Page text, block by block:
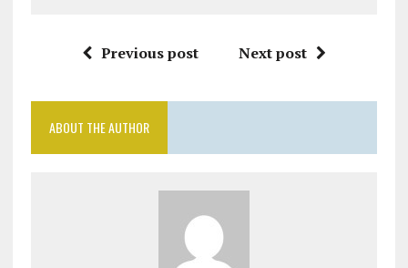
Previous post Next post
ABOUT THE AUTHOR